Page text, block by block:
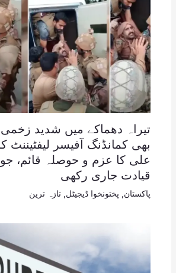
تیراہ دھماکے میں شدید
بھی کمانڈنگ آفیسر لیفٹیننٹ
علی کا عزم و حوصلہ قائم،
قیادت جاری رکھی
پاکستان پختونخوا ڈیجیٹل تازہ ترین